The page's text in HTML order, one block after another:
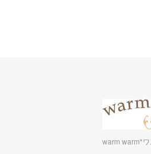
warm warm*